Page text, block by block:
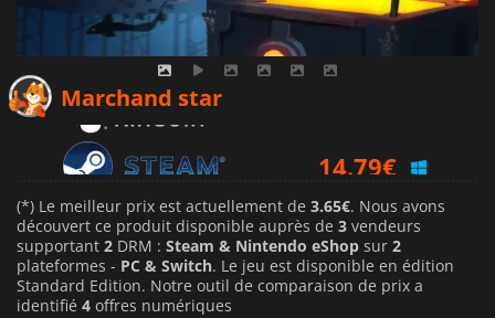
Marchand star
14.79 €
(*) Le meilleur prix est actuellement de 3.65€. Nous avons
découvert ce produit disponible auprès de 3 vendeurs
supportant 2 DRM : Steam & Nintendo eShop sur 2
plateformes - PC & Switch. Le jeu est disponible en édition
Standard Edition. Notre outil de comparaison de prix a
identifié 4 offres numériques